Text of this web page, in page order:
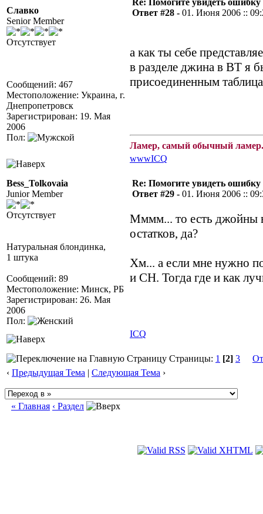
Славко
Senior Member
Отсутствует
Сообщений: 467
Местоположение: Украина, г.
Днепропетровск
Зарегистрирован: 19. Мая
2006
Пол:
Re: Помогите увидеть ошибку
Ответ #28 - 01. Июня 2006 ::
а как ты себе
в разделе джина в ВТ я
присоединенным
Ламер, самый обычный
wwwICQ
Bess_Tolkovaia
Junior Member
Отсутствует
Натуральная блондинка,
1 штука
Сообщений: 89
Местоположение: Минск, РБ
Зарегистрирован: 26. Мая
2006
Пол:
Re: Помогите увидеть ошибку
Ответ #29 - 01. Июня 2006 ::
Мммм... то есть джойны
остатков, да?
Хм... а если мне нужно
и СН. Тогда где и как
ICQ
Страницы: 1 [2] 3
‹ Предыдущая Тема | Следующая Тема ›
« Главная ‹ Раздел